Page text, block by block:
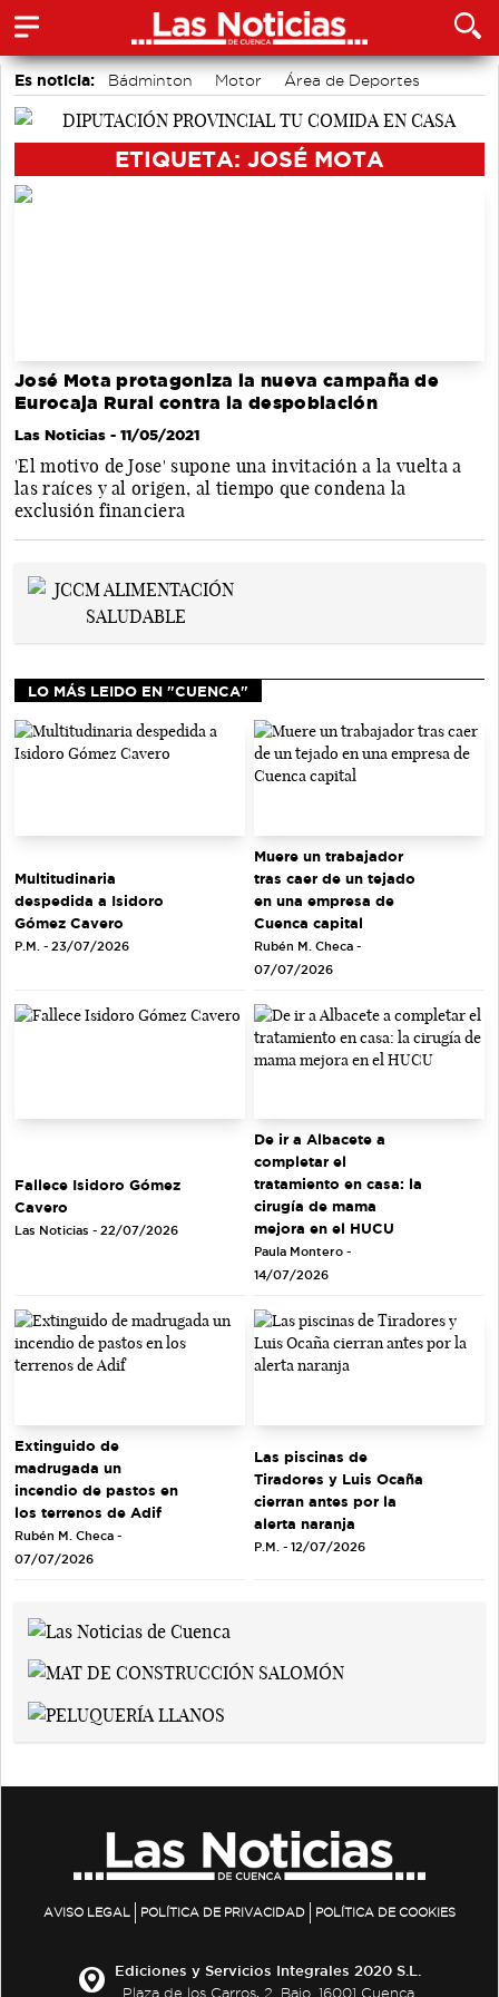
Es noticia: Bádminton Motor
Área de Deportes
Fútbol
Auditorio de Cuenca
ETIQUETA: JOSÉ MOTA
José Mota protagoniza la nueva campaña de
Eurocaja Rural contra la despoblación
Las Noticias - 11/05/2021
'El motivo de Jose' supone una invitación a la vuelta a
las raíces y al origen, al tiempo que condena la
exclusión financiera
LO MÁS LEIDO EN "CUENCA"
Multitudinaria
despedida a Isidoro
Gómez Cavero
P.M. - 23/07/2026
Muere un trabajador
tras caer de un tejado
en una empresa de
Cuenca capital
Rubén M. Checa -
07/07/2026
Fallece Isidoro Gómez
Cavero
Las Noticias - 22/07/2026
De ir a Albacete a
completar el
tratamiento en casa: la
cirugía de mama
mejora en el HUCU
Paula Montero -
14/07/2026
Extinguido de
madrugada un
incendio de pastos en
los terrenos de Adif
Rubén M. Checa -
07/07/2026
Las piscinas de
Tiradores y Luis Ocaña
cierran antes por la
alerta naranja
P.M. - 12/07/2026
AVISO LEGAL POLÍTICA DE PRIVACIDAD POLÍTICA DE COOKIES
Ediciones y Servicios Integrales 2020 S.L.
Plaza de los Carros, 2. Bajo. 16001 Cuenca